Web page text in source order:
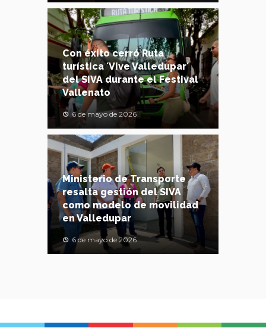
Con éxito cerró Ruta
turística ´Vive Valledupar´
del SIVA durante el Festival
Vallenato
6 de mayo de 2026
Ministerio de Transporte
resalta gestión del SIVA
como modelo de movilidad
en Valledupar
6 de mayo de 2026